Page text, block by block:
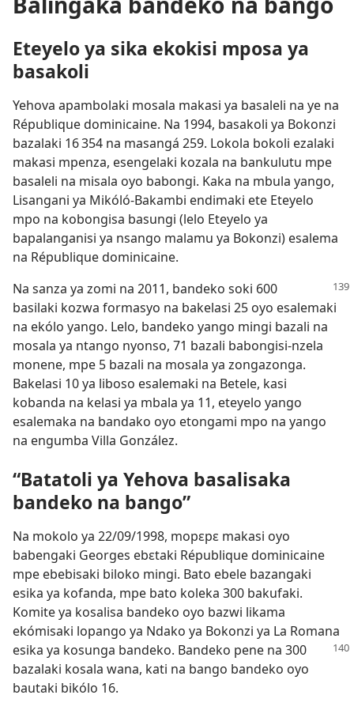
Eteyelo ya sika ekokisi mposa ya
basakoli
Yehova apambolaki mosala makasi ya basaleli na ye na
République dominicaine. Na 1994, basakoli ya Bokonzi
bazalaki 16 354 na masangá 259. Lokola bokoli ezalaki
makasi mpenza, esengelaki kozala na bankulutu mpe
basaleli na misala oyo babongi. Kaka na mbula yango,
Lisangani ya Mikóló-Bakambi endimaki ete Eteyelo
mpo na kobongisa basungi (lelo Eteyelo ya
bapalanganisi ya nsango malamu ya Bokonzi) esalema
na République dominicaine.
Na sanza ya zomi na 2011, bandeko soki 600
basilaki kozwa formasyo na bakelasi 25 oyo esalemaki
na ekólo yango. Lelo, bandeko yango mingi bazali na
mosala ya ntango nyonso, 71 bazali babongisi-nzela
monene, mpe 5 bazali na mosala ya zongazonga.
Bakelasi 10 ya liboso esalemaki na Betele, kasi
kobanda na kelasi ya mbala ya 11, eteyelo yango
esalemaka na bandako oyo etongami mpo na yango
na engumba Villa González.
“Batatoli ya Yehova basalisaka
bandeko na bango”
Na mokolo ya 22/09/1998, mopɛpɛ makasi oyo
babengaki Georges ebɛtaki République dominicaine
mpe ebebisaki biloko mingi. Bato ebele bazangaki
esika ya kofanda, mpe bato koleka 300 bakufaki.
Komite ya kosalisa bandeko oyo bazwi likama
ekómisaki lopango ya Ndako ya Bokonzi ya La Romana
esika ya kosunga bandeko. Bandeko pene na 300
bazalaki kosala wana, kati na bango bandeko oyo
bautaki bikólo 16.